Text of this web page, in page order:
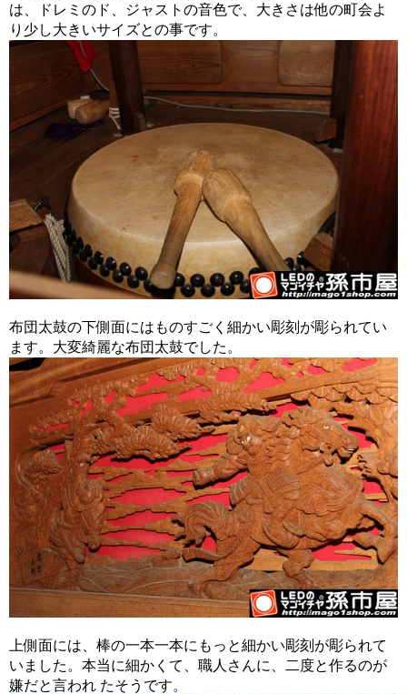
は、ドレミのド、ジャストの音色で、大きさは他の町会よ
り少し大きいサイズとの事です。
布団太鼓の下側面にはものすごく細かい彫刻が彫られてい
ます。大変綺麗な布団太鼓でした。
上側面には、棒の一本一本にもっと細かい彫刻が彫られて
いました。本当に細かくて、職人さんに、二度と作るのが
嫌だと言われ たそうです。